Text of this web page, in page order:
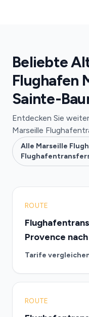
Beliebte
Flughafen
Sainte-
Entdecken Sie
Marseille
Alle Marseille
ROUTE
Provence
Tarife
ROUTE